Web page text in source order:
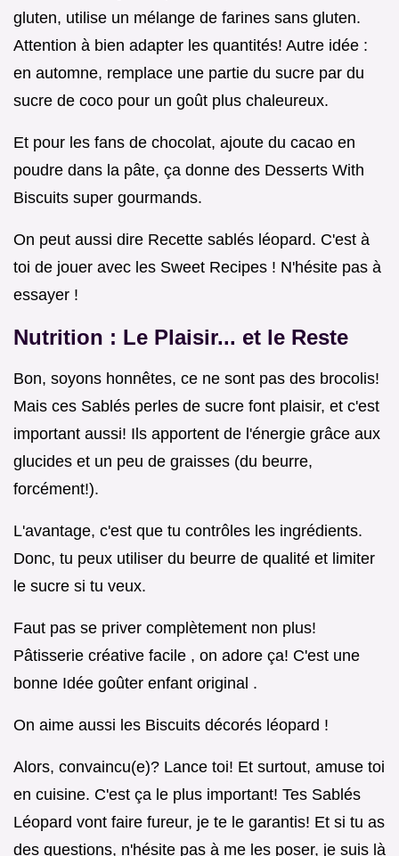
gluten, utilise un mélange de farines sans gluten.
Attention à bien adapter les quantités! Autre idée :
en automne, remplace une partie du sucre par du
sucre de coco pour un goût plus chaleureux.
Et pour les fans de chocolat, ajoute du cacao en
poudre dans la pâte, ça donne des Desserts With
Biscuits super gourmands.
On peut aussi dire Recette sablés léopard. C'est à
toi de jouer avec les Sweet Recipes ! N'hésite pas à
essayer !
Nutrition : Le Plaisir... et le Reste
Bon, soyons honnêtes, ce ne sont pas des brocolis!
Mais ces Sablés perles de sucre font plaisir, et c'est
important aussi! Ils apportent de l'énergie grâce aux
glucides et un peu de graisses (du beurre,
forcément!).
L'avantage, c'est que tu contrôles les ingrédients.
Donc, tu peux utiliser du beurre de qualité et limiter
le sucre si tu veux.
Faut pas se priver complètement non plus!
Pâtisserie créative facile , on adore ça! C'est une
bonne Idée goûter enfant original .
On aime aussi les Biscuits décorés léopard !
Alors, convaincu(e)? Lance toi! Et surtout, amuse toi
en cuisine. C'est ça le plus important! Tes Sablés
Léopard vont faire fureur, je te le garantis! Et si tu as
des questions, n'hésite pas à me les poser, je suis là